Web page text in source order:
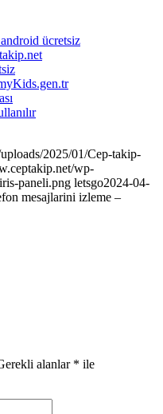
ücretsiz
2025/01/Cep-takip-
wp-
paneli.png letsgo2024-04-
mesajlarini izleme –
alanlar * ile